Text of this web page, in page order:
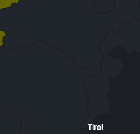
Tirol